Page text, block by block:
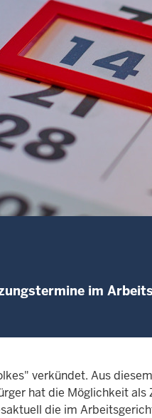
im
verkündet. Aus
hat die Möglichkeit
die im